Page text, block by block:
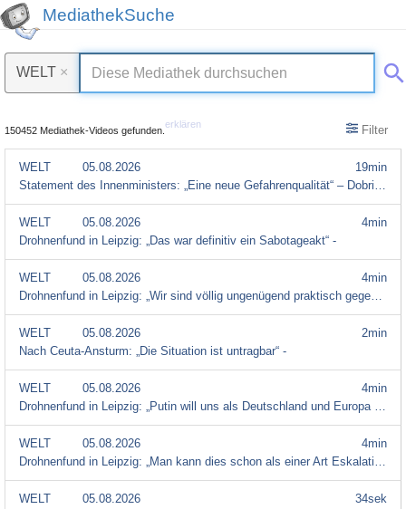
MediathekSuche
WELT ×
150452 Mediathek-Videos gefunden.
erklären Filter
19min
WELT
05.08.2026
Statement des Innenministers: „Eine neue Gefahrenqualität“ – Dobrindt über den Drohnenfund in Leipzi -
4min
WELT
05.08.2026
Drohnenfund in Leipzig: „Das war definitiv ein Sabotageakt“ -
4min
WELT
05.08.2026
Drohnenfund in Leipzig: „Wir sind völlig ungenügend praktisch gegen diese Drohnengefahr vorgegangen“ -
2min
WELT
05.08.2026
Nach Ceuta-Ansturm: „Die Situation ist untragbar“ -
4min
WELT
05.08.2026
Drohnenfund in Leipzig: „Putin will uns als Deutschland und Europa eine neutrale Rolle zuweisen“ -
4min
WELT
05.08.2026
Drohnenfund in Leipzig: „Man kann dies schon als einer Art Eskalation sehen“ -
34sek
WELT
05.08.2026